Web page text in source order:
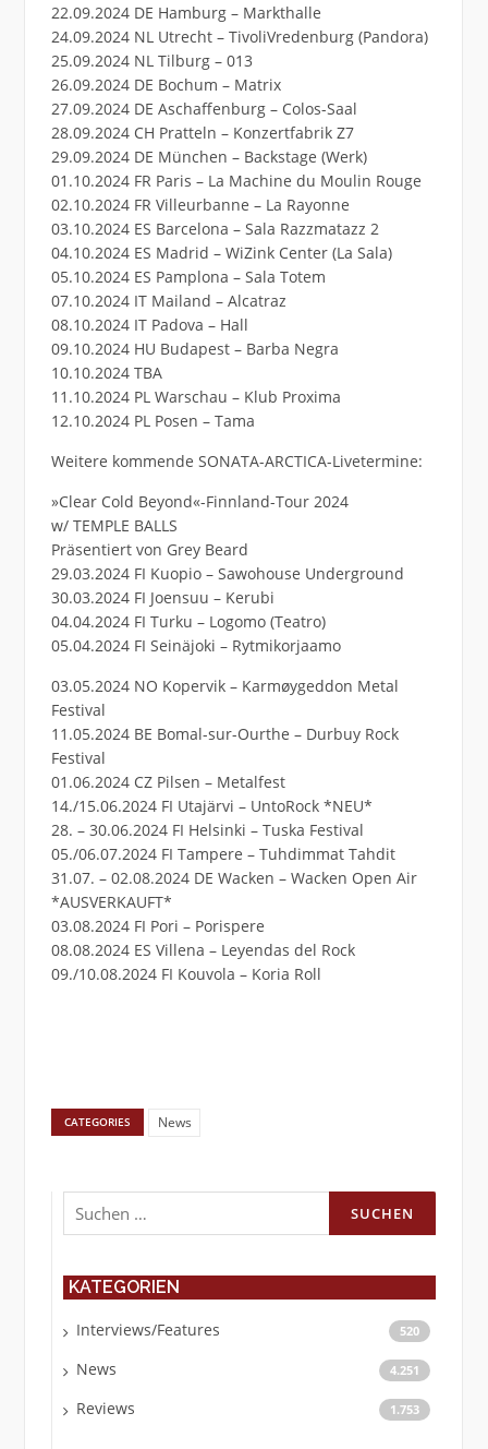
22.09.2024 DE Hamburg – Markthalle
24.09.2024 NL Utrecht – TivoliVredenburg (Pandora)
25.09.2024 NL Tilburg – 013
26.09.2024 DE Bochum – Matrix
27.09.2024 DE Aschaffenburg – Colos-Saal
28.09.2024 CH Pratteln – Konzertfabrik Z7
29.09.2024 DE München – Backstage (Werk)
01.10.2024 FR Paris – La Machine du Moulin Rouge
02.10.2024 FR Villeurbanne – La Rayonne
03.10.2024 ES Barcelona – Sala Razzmatazz 2
04.10.2024 ES Madrid – WiZink Center (La Sala)
05.10.2024 ES Pamplona – Sala Totem
07.10.2024 IT Mailand – Alcatraz
08.10.2024 IT Padova – Hall
09.10.2024 HU Budapest – Barba Negra
10.10.2024 TBA
11.10.2024 PL Warschau – Klub Proxima
12.10.2024 PL Posen – Tama
Weitere kommende SONATA-ARCTICA-Livetermine:
»Clear Cold Beyond«-Finnland-Tour 2024
w/ TEMPLE BALLS
Präsentiert von Grey Beard
29.03.2024 FI Kuopio – Sawohouse Underground
30.03.2024 FI Joensuu – Kerubi
04.04.2024 FI Turku – Logomo (Teatro)
05.04.2024 FI Seinäjoki – Rytmikorjaamo
03.05.2024 NO Kopervik – Karmøygeddon Metal
Festival
11.05.2024 BE Bomal-sur-Ourthe – Durbuy Rock
Festival
01.06.2024 CZ Pilsen – Metalfest
14./15.06.2024 FI Utajärvi – UntoRock *NEU*
28. – 30.06.2024 FI Helsinki – Tuska Festival
05./06.07.2024 FI Tampere – Tuhdimmat Tahdit
31.07. – 02.08.2024 DE Wacken – Wacken Open Air
*AUSVERKAUFT*
03.08.2024 FI Pori – Porispere
08.08.2024 ES Villena – Leyendas del Rock
09./10.08.2024 FI Kouvola – Koria Roll
CATEGORIES News
Suchen
nach:
KATEGORIEN
Interviews/Features 520
News 4.251
Reviews 1.753